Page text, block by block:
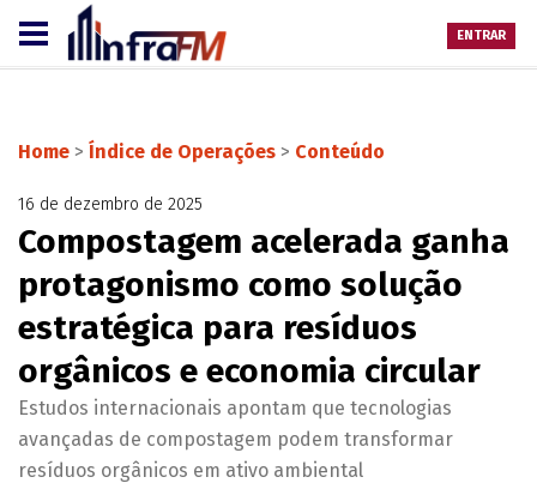
ENTRAR
Home > Índice de Operações > Conteúdo
16 de dezembro de 2025
Compostagem acelerada ganha
protagonismo como solução
estratégica para resíduos
orgânicos e economia circular
Estudos internacionais apontam que tecnologias
avançadas de compostagem podem transformar
resíduos orgânicos em ativo ambiental